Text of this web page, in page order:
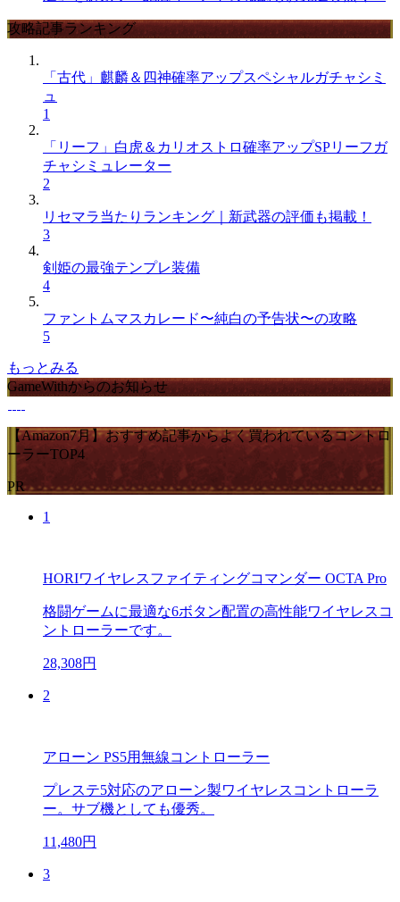
攻略記事ランキング
「古代」麒麟＆四神確率アップスペシャルガチャシミ
ュ
1
「リーフ」白虎＆カリオストロ確率アップSPリーフガ
チャシミュレーター
2
リセマラ当たりランキング｜新武器の評価も掲載！
3
剣姫の最強テンプレ装備
4
ファントムマスカレード〜純白の予告状〜の攻略
5
もっとみる
GameWithからのお知らせ
【Amazon7月】おすすめ記事からよく買われているコントロ
ーラーTOP4
PR
1
HORIワイヤレスファイティングコマンダー OCTA Pro
格闘ゲームに最適な6ボタン配置の高性能ワイヤレスコ
ントローラーです。
28,308円
2
アローン PS5用無線コントローラー
プレステ5対応のアローン製ワイヤレスコントローラ
ー。サブ機としても優秀。
11,480円
3